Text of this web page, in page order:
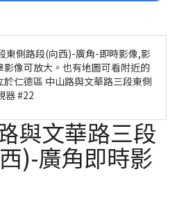
東側路段(向西)-廣角-即時影像,影
像可放大。也有地圖可看附近的
仁德區 中山路與文華路三段東側
器 #22
與文華路三段
)-廣角即時影